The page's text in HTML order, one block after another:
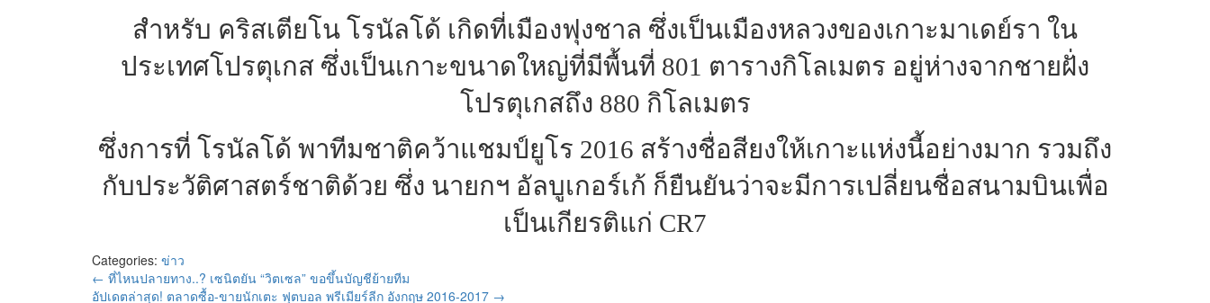
สำหรับ คริสเตียโน โรนัลโด้ เกิดที่เมืองฟุงชาล ซึ่งเป็นเมืองหลวงของเกาะมาเดย์รา ใน
ประเทศโปรตุเกส ซึ่งเป็นเกาะขนาดใหญ่ที่มีพื้นที่ 801 ตารางกิโลเมตร อยู่ห่างจากชายฝั่ง
โปรตุเกสถึง 880 กิโลเมตร
ซึ่งการที่ โรนัลโด้ พาทีมชาติคว้าแชมป์ยูโร 2016 สร้างชื่อสียงให้เกาะแห่งนี้อย่างมาก รวมถึง
กับประวัติศาสตร์ชาติด้วย ซึ่ง นายกฯ อัลบูเกอร์เก้ ก็ยืนยันว่าจะมีการเปลี่ยนชื่อสนามบินเพื่อ
เป็นเกียรติแก่ CR7
Categories: ข่าว
← ที่ไหนปลายทาง..? เซนิตยัน “วิตเซล” ขอขึ้นบัญชีย้ายทีม
อัปเดตล่าสุด! ตลาดซื้อ-ขายนักเตะ ฟุตบอล พรีเมียร์ลีก อังกฤษ 2016-2017 →